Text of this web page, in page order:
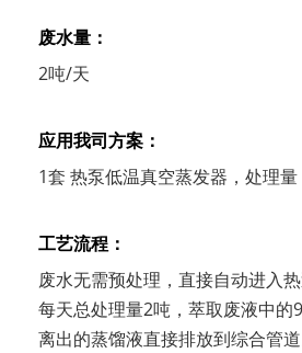
废水量：
2吨/天
应用我司方案：
1套 热泵低温真空蒸发器，处理量
工艺流程：
废水无需预处理，直接自动进入
每天总处理量2吨，萃取废液中的
离出的蒸馏液直接排放到综合管道